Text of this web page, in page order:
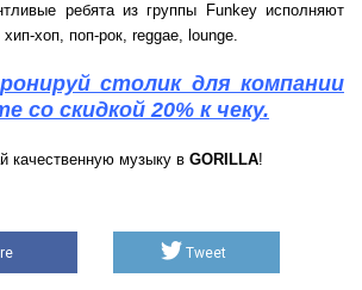
ребята из группы Funkey исполняют
хоп, поп-рок, reggae, lounge.
столик для компании
со скидкой 20% к чеку.
музыку в GORILLA!
Tweet